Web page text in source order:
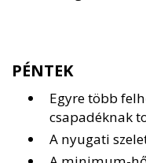
PÉNTEK
Egyre több
csapadéknak
A nyugati